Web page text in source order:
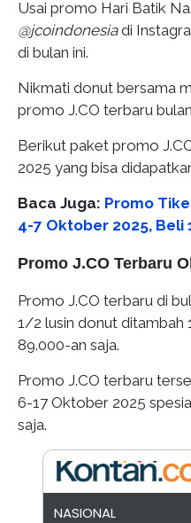
Usai promo Hari Batik
@jcoindonesiadi
di bulan ini.
Nikmati donut bersama
promo J.CO terbaru
Berikut paket promo
2025 yang bisa
Baca Juga: Promo
4-7 Oktober 2025, Beli
Promo J.CO Terbaru
Promo J.CO terbaru di
1/2 lusin donut ditambah
89.000-an saja.
Promo J.CO terbaru
6-17 Oktober 2025
saja.
NASIONAL